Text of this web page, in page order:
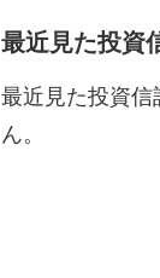
最近見た投資
最近見た投資信
ん。